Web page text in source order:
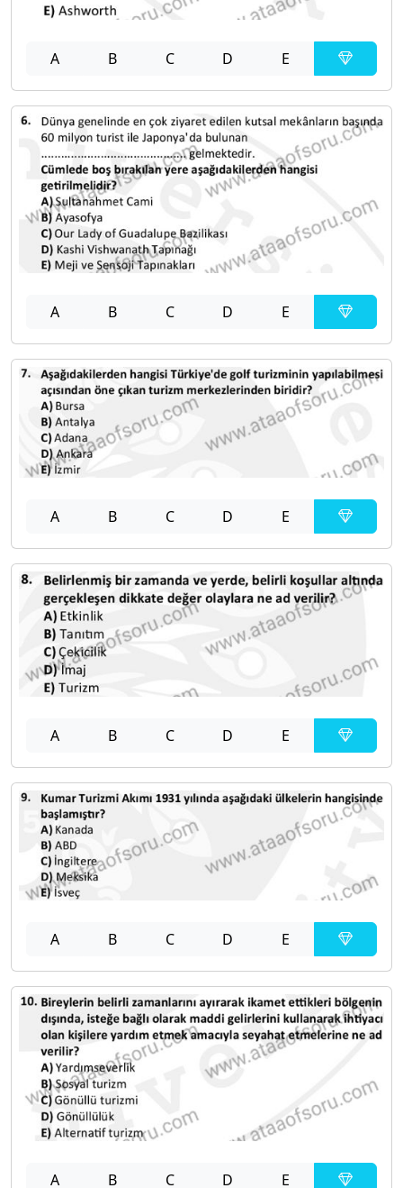
A B C D E
A B C D E
A B C D E
A B C D E
A B C D E
A B C D E